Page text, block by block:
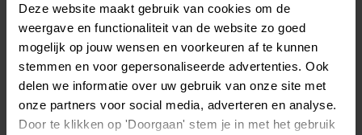
Deze website maakt gebruik van cookies om de
weergave en functionaliteit van de website zo goed
mogelijk op jouw wensen en voorkeuren af te kunnen
stemmen en voor gepersonaliseerde advertenties. Ook
delen we informatie over uw gebruik van onze site met
onze partners voor social media, adverteren en analyse.
Door te klikken op 'Doorgaan' stem je in met het gebruik
2020-05-25 20:44:33
Welkom op de nieuwe
de vormgeving is verbeterd en de site is beter
toegankelijk gemaakt voor mobiele apparaten.
Met deze aanpassingen zijn we…
Lees het volledige bericht >